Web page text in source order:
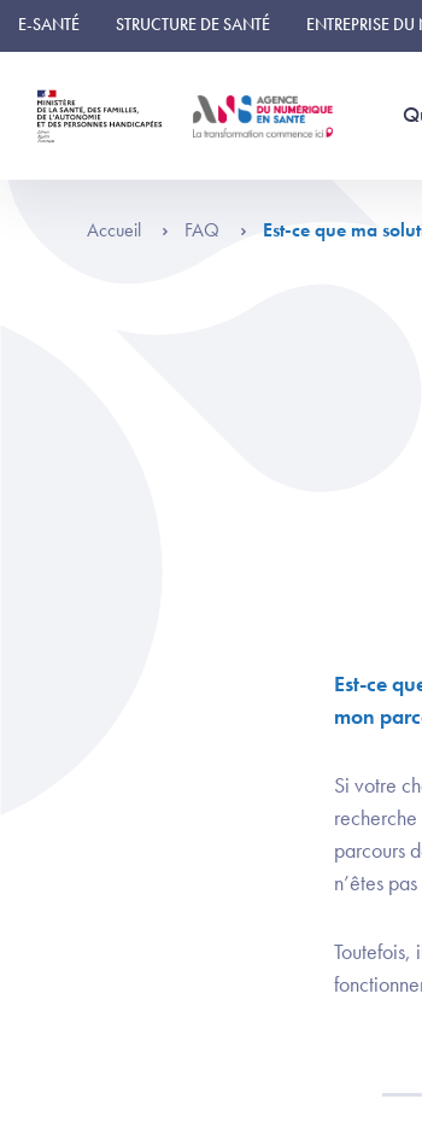
Panneau de gestion des cookies
E-SANTÉ STRUCTURE DE SANTÉ ENTREPRISE
Accueil FAQ Est-ce que ma
Est-ce
mon
Si votre
parcours
n’êtes
Toutefois,